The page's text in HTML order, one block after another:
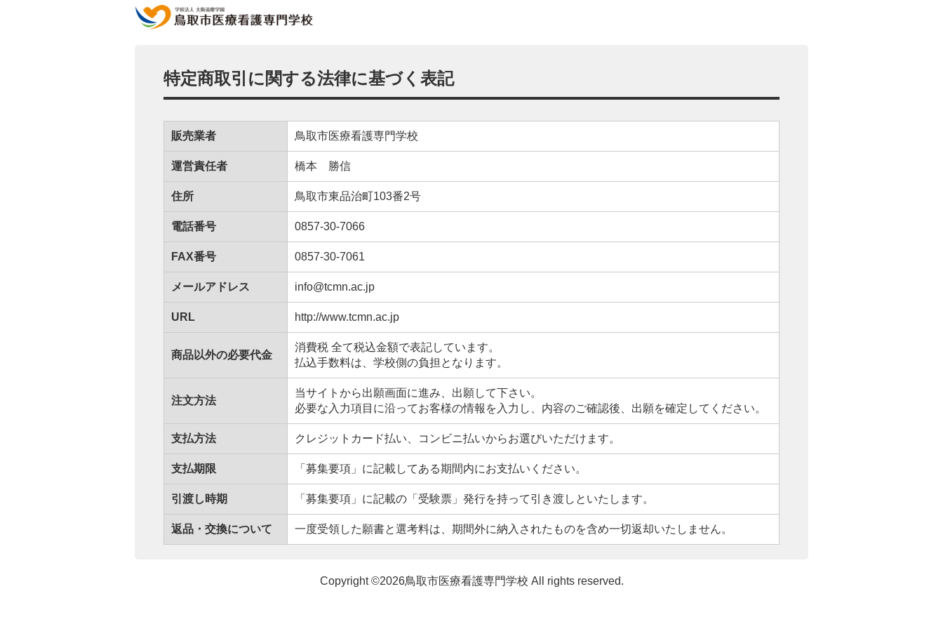
特定商取引 に関する法律に基づく 表記
販売業者 鳥取市医療看護専門学校
運営責任者 橋本 勝信
住所 鳥取市東品治町103番2号
電話番号 0857-30-7066
FAX番号 0857-30-7061
メールアドレス info@tcmn.ac.jp
URL http://www.tcmn.ac.jp
商品以外の必要代金
消費税 全て税込金額で表記しています。
払込手数料は、学校側の負担となります。
注文方法
当サイトから出願画面に進み、出願して下さい。
必要な入力項目に沿ってお客様の情報を入力し、内容のご確認後、出願を確定してください。
支払方法 クレジットカード払い、コンビニ払いからお選びいただけます。
支払期限 「募集要項」に記載してある期間内にお支払いください。
引渡し 時期 「募集要項」に記載の「受験票」発行を持って引き渡しといたします。
返品 ・ 交換について 一度受領した願書と選考料は、期間外に納入されたものを含め一切返却いたしません。
Copyright ©2026鳥取市医療看護専門学校 All rights reserved.